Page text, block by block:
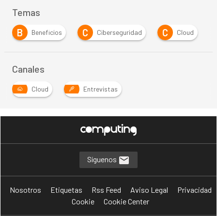
Temas
C
Ciberseguridad C Cloud Cloud Computing
Canales
Cloud Entrevistas
Síguenos
Nosotros Etiquetas Rss Feed Aviso Legal
Privacidad
Cookie
Cookie Center